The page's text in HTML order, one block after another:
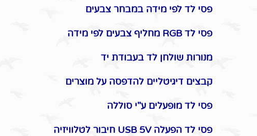
פסי לד לפי מידה במבחר צבעים
פסי לד RGB מחליף צבעים לפי מידה
מנורות שולחן לד בעבודת יד
קבצים דיגיטליים להדפסה על מוצרים
פסי לד מופעלים ע"י סוללה
פסי לד הפעלה USB 5V חיבור לטלוויזיה